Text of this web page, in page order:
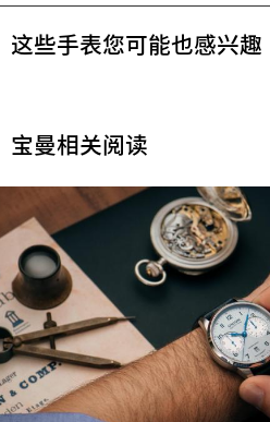
这些手表您可能也感兴趣
宝曼相关阅读